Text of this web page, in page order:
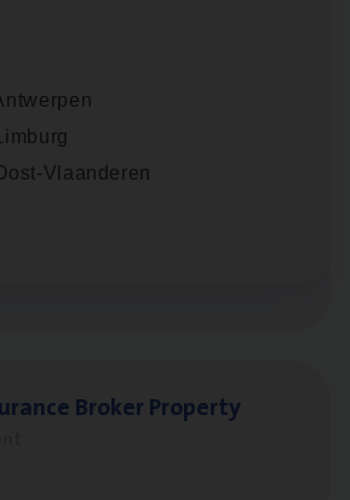
Vlaanderen
Bro­ker Property